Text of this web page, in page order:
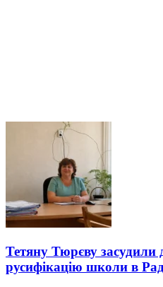
Тетяну Тюрєву засудили
русифікацію школи в